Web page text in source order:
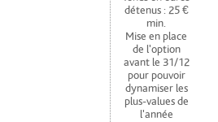
détenus : 25 €
min.
Mise en place
de l'option
avant le 31/12
pour pouvoir
dynamiser les
plus-values de
l'année